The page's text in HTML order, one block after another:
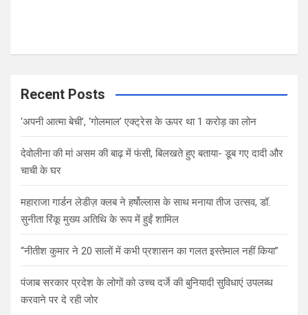
Recent Posts
‘अपनी आत्मा बेची’, ‘गोलमाल’ एक्ट्रेस के ऊपर था 1 करोड़ का लोन
देवोलीना की मां असम की बाढ़ में फंसी, बिलखते हुए बताया- डूब गए दादी और
चाची के घर
महाराजा गार्डन लेडीज़ क्लब ने हर्षोल्लास के साथ मनाया तीज उत्सव, डॉ.
सुनीता रिंकू मुख्य अतिथि के रूप में हुईं शामिल
“नीतीश कुमार ने 20 सालों में कभी प्रशासन का गलत इस्तेमाल नहीं किया”
पंजाब सरकार प्रदेश के लोगों को उच्च दर्जे की बुनियादी सुविधाएं उपलब्ध
करवाने पर दे रही जोर